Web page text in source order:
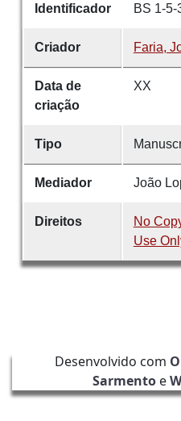
Identificador BS 1-5-
Criador Faria,
Data de
criação
XX
Tipo
Mediador João
Direitos
No
Use
Desenvolvido com
Sarmentoe